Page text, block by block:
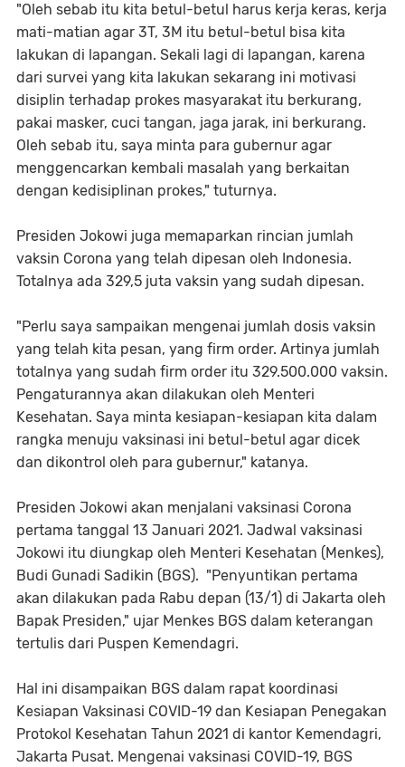
"Oleh sebab itu kita betul-betul harus kerja keras, kerja
mati-matian agar 3T, 3M itu betul-betul bisa kita
lakukan di lapangan. Sekali lagi di lapangan, karena
dari survei yang kita lakukan sekarang ini motivasi
disiplin terhadap prokes masyarakat itu berkurang,
pakai masker, cuci tangan, jaga jarak, ini berkurang.
Oleh sebab itu, saya minta para gubernur agar
menggencarkan kembali masalah yang berkaitan
dengan kedisiplinan prokes," tuturnya.
Presiden Jokowi juga memaparkan rincian jumlah
vaksin Corona yang telah dipesan oleh Indonesia.
Totalnya ada 329,5 juta vaksin yang sudah dipesan.
"Perlu saya sampaikan mengenai jumlah dosis vaksin
yang telah kita pesan, yang firm order. Artinya jumlah
totalnya yang sudah firm order itu 329.500.000 vaksin.
Pengaturannya akan dilakukan oleh Menteri
Kesehatan. Saya minta kesiapan-kesiapan kita dalam
rangka menuju vaksinasi ini betul-betul agar dicek
dan dikontrol oleh para gubernur," katanya.
Presiden Jokowi akan menjalani vaksinasi Corona
pertama tanggal 13 Januari 2021. Jadwal vaksinasi
Jokowi itu diungkap oleh Menteri Kesehatan (Menkes),
Budi Gunadi Sadikin (BGS). "Penyuntikan pertama
akan dilakukan pada Rabu depan (13/1) di Jakarta oleh
Bapak Presiden," ujar Menkes BGS dalam keterangan
tertulis dari Puspen Kemendagri.
Hal ini disampaikan BGS dalam rapat koordinasi
Kesiapan Vaksinasi COVID-19 dan Kesiapan Penegakan
Protokol Kesehatan Tahun 2021 di kantor Kemendagri,
Jakarta Pusat. Mengenai vaksinasi COVID-19, BGS